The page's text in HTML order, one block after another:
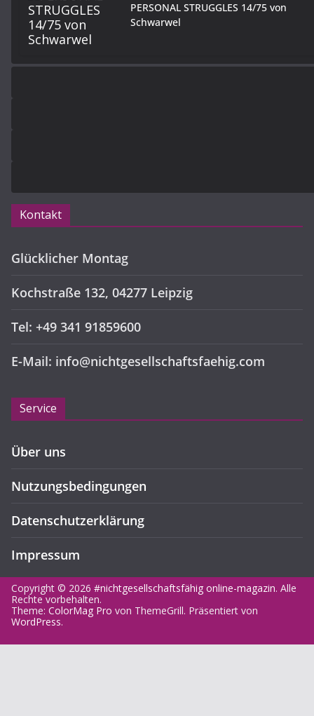
PERSONAL STRUGGLES 14/75 von
Schwarwel
Kontakt
Glücklicher Montag
Kochstraße 132, 04277 Leipzig
Tel: +49 341 91859600
E-Mail: info@nichtgesellschaftsfaehig.com
Service
Über uns
Nutzungsbedingungen
Datenschutzerklärung
Impressum
Copyright © 2026 #nichtgesellschaftsfähig online-magazin. Alle
Rechte vorbehalten.
Theme: ColorMag Pro von ThemeGrill. Präsentiert von
WordPress.